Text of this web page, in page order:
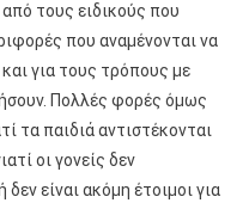
τους ειδικούς που
που αναμένονται να
για τους τρόπους με
Πολλές φορές όμως
τα παιδιά αντιστέκονται
οι γονείς δεν
είναι ακόμη έτοιμοι για